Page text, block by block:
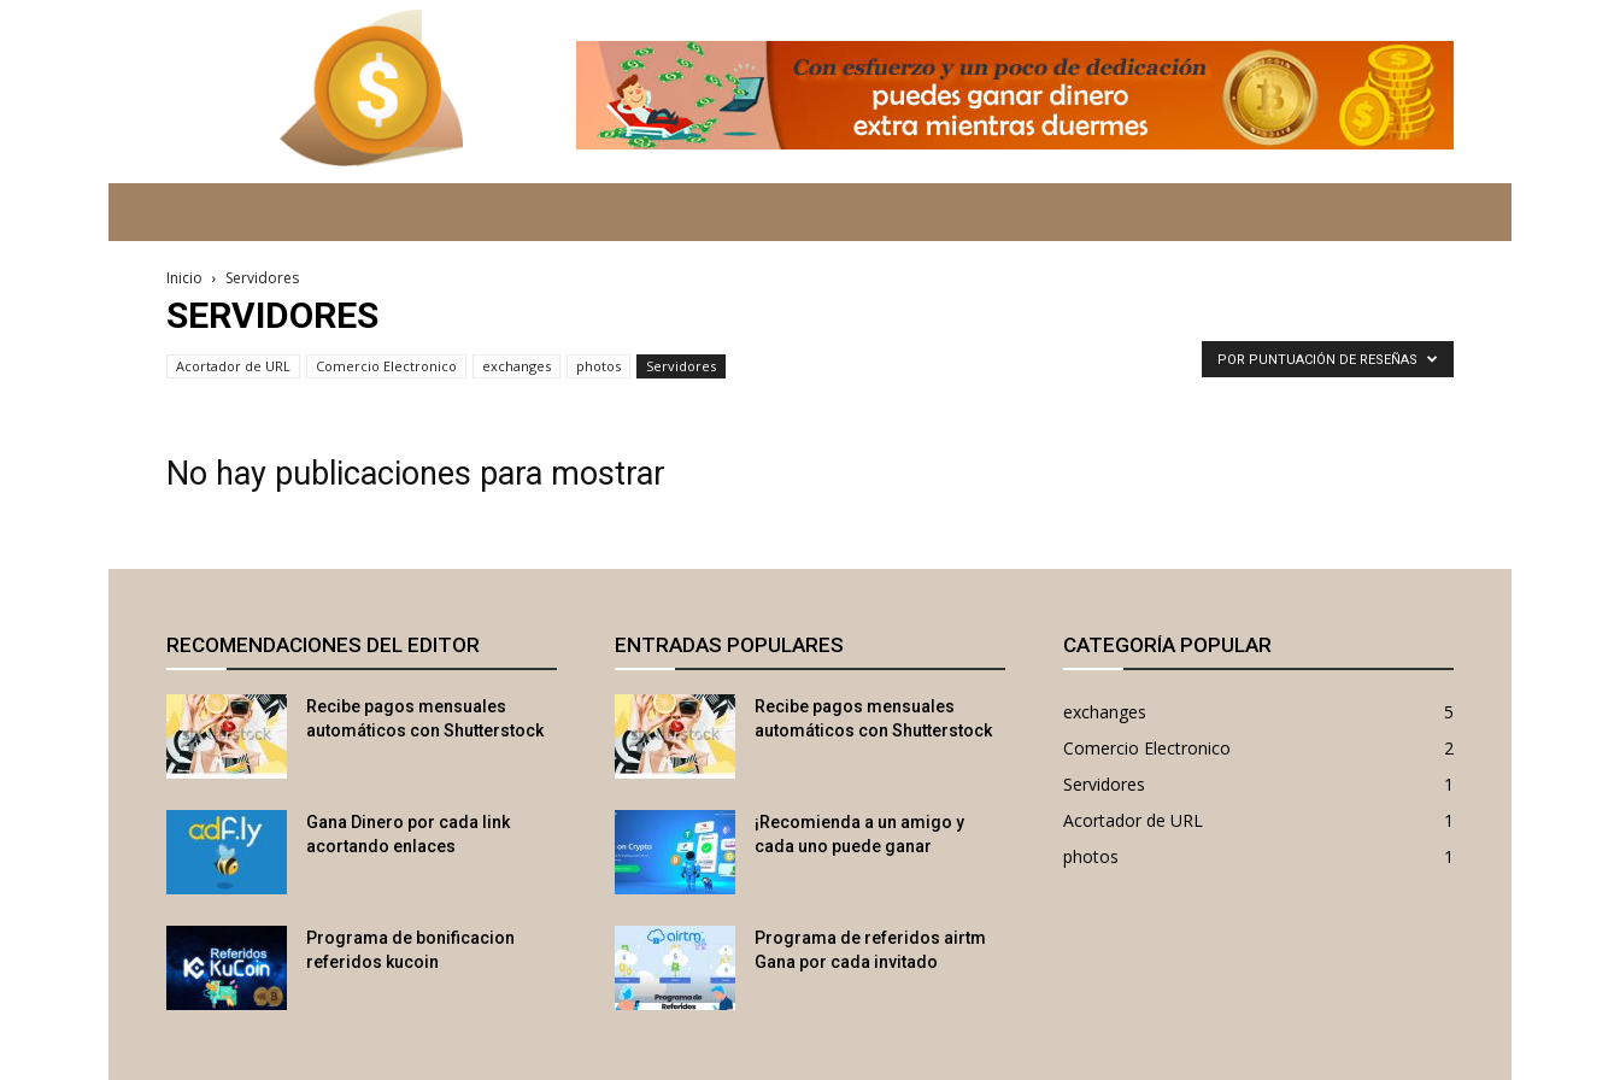
vivir
de
la
web
banners-vivir-de-la-web-con binance
Inicio Servidores
SERVIDORES
Acortador de URL Comercio Electronico exchanges photos Servidores POR PUNTUACIÓN DE RESEÑAS
No hay publicaciones para mostrar
RECOMENDACIONES DEL EDITOR
Recibe pagos mensuales
automáticos con Shutterstock
Gana Dinero por cada link
acortando enlaces
Programa de bonificacion
referidos kucoin
ENTRADAS POPULARES
Recibe pagos mensuales
automáticos con Shutterstock
¡Recomienda a un amigo y
cada uno puede ganar
Programa de referidos airtm
Gana por cada invitado
CATEGORÍA POPULAR
exchanges
5
Comercio Electronico
2
Servidores
1
Acortador de URL
1
photos
1